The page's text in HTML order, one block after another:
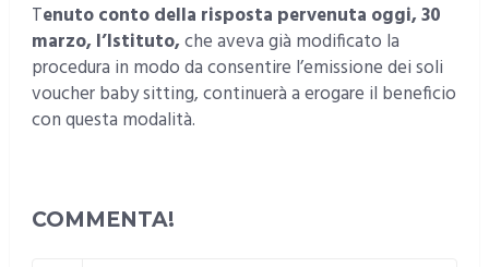
Tenuto conto della risposta pervenuta oggi, 30
marzo, l’Istituto,che aveva già modificato la
procedura in modo da consentire l’emissione dei soli
voucher baby sitting, continuerà a erogare il beneficio
con questa modalità.
COMMENTA!